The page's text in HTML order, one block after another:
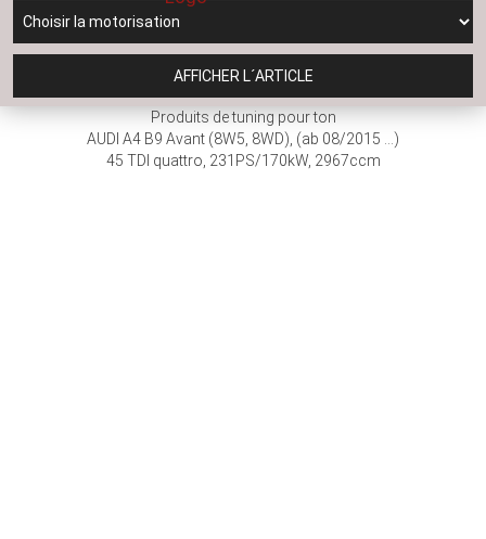
AFFICHER L´ARTICLE
Produits de tuning pour ton
AUDI A4 B9 Avant (8W5, 8WD), (ab 08/2015 ...)
45 TDI quattro, 231PS/170kW, 2967ccm